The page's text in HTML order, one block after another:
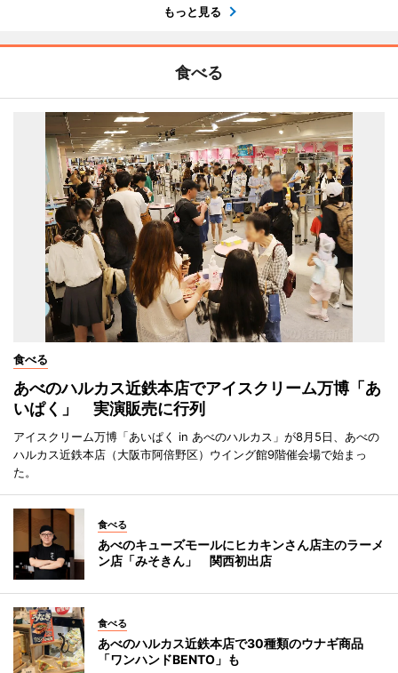
もっと見る
食べる
食べる
あべのハルカス近鉄本店でアイスクリーム万博「あ
いぱく」 実演販売に行列
アイスクリーム万博「あいぱく in あべのハルカス」が8月5日、あべの
ハルカス近鉄本店（大阪市阿倍野区）ウイング館9階催会場で始まっ
た。
食べる
あべのキューズモールにヒカキンさん店主のラーメ
ン店「みそきん」 関西初出店
食べる
あべのハルカス近鉄本店で30種類のウナギ商品
「ワンハンドBENTO」も